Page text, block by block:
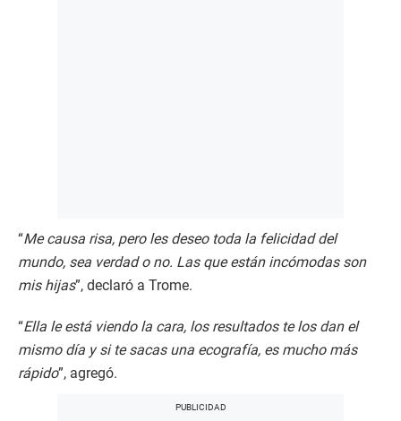
“Me causa risa, pero les deseo toda la felicidad del
mundo, sea verdad o no. Las que están incómodas son
mis hijas”, declaró a Trome.
“Ella le está viendo la cara, los resultados te los dan el
mismo día y si te sacas una ecografía, es mucho más
rápido”, agregó.